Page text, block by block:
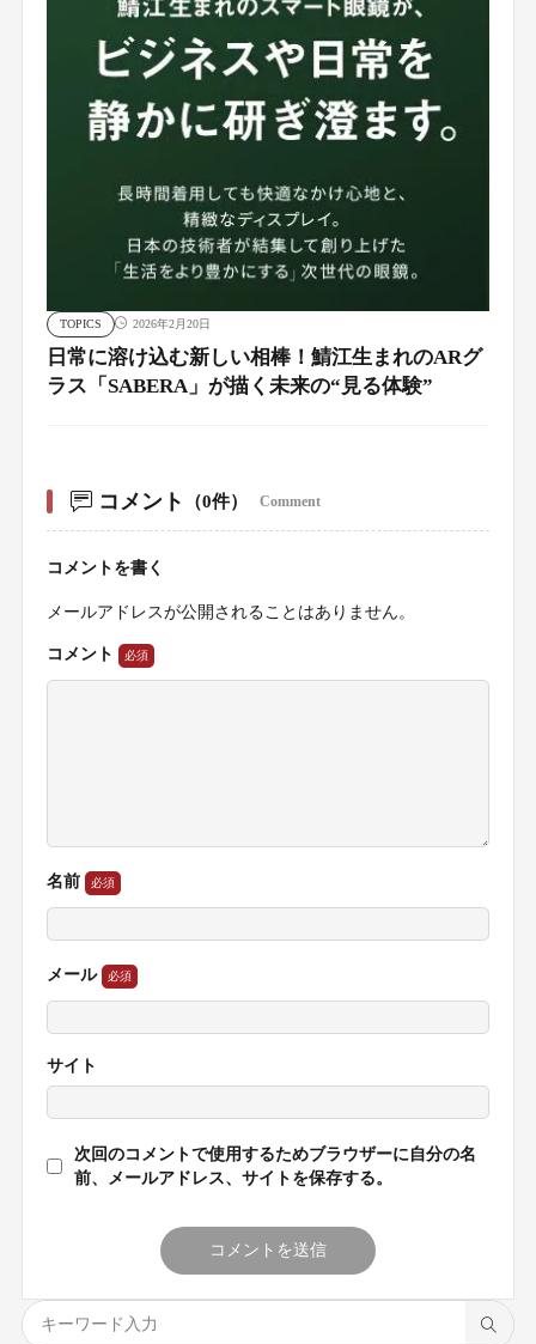
TOPICS 2026年2月20日
日常に溶け込む新しい相棒！鯖江生まれのARグ
ラス「SABERA」が描く未来の“見る体験”
コメント （0件） Comment
コメントを書く
メールアドレスが公開されることはありません。
コメント
名前
メール
サイト
次回のコメントで使用するためブラウザーに自分の名
前、メールアドレス、サイトを保存する。